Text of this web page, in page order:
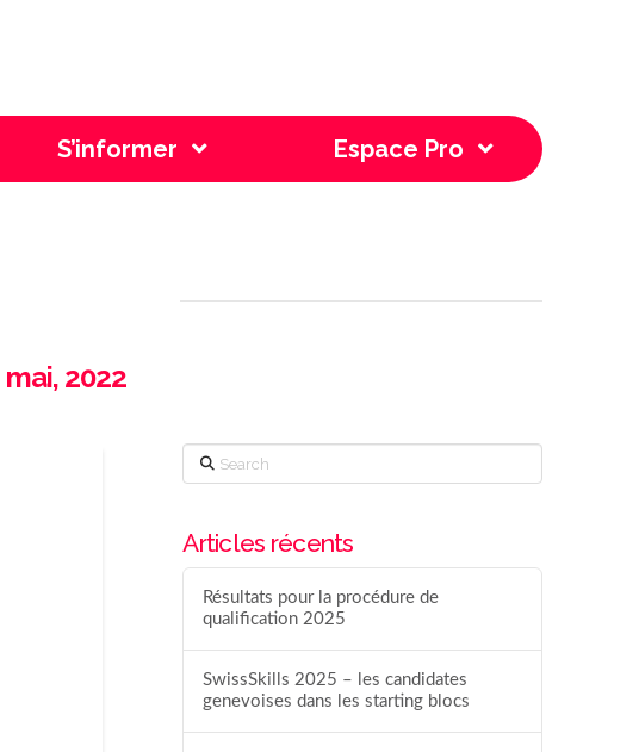
S’informer Espace Pro
mai, 2022
Search
Articles récents
Résultats pour la procédure de
qualification 2025
SwissSkills 2025 – les candidates
genevoises dans les starting blocs